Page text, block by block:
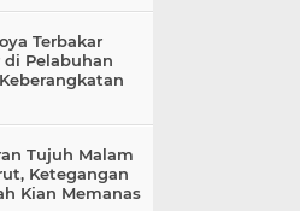
Terbakar
di Pelabuhan
Tujuh Malam
Ketegangan
Kian Memanas